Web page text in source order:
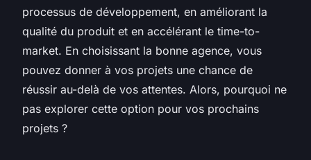
processus de développement, en améliorant la
qualité du produit et en accélérant le time-to-
market. En choisissant la bonne agence, vous
pouvez donner à vos projets une chance de
réussir au-delà de vos attentes. Alors, pourquoi ne
pas explorer cette option pour vos prochains
projets ?